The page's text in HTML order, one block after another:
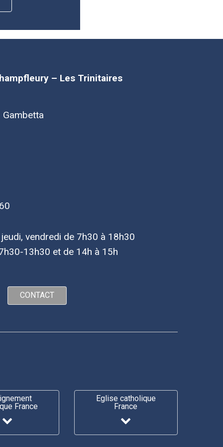
– Les Trinitaires
vendredi de 7h30 à 18h30
13h30 et de 14h à 15h
CONTACT
France
Eglise catholique
France